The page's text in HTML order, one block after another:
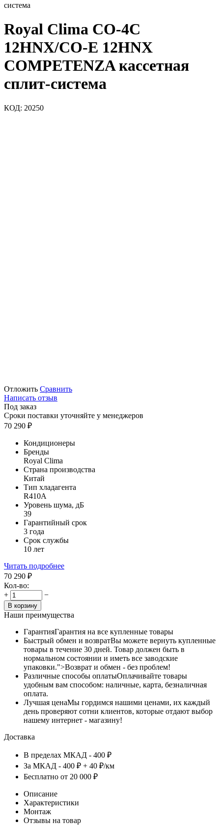
система
Royal Clima CO-4C
12HNX/CO-E 12HNX
COMPETENZA кассетная
сплит-система
КОД: 20250
Отложить Сравнить
Написать отзыв
Под заказ
Сроки поставки уточняйте у менеджеров
70 290 ₽
Кондиционеры
Бренды
Royal Clima
Страна производства
Китай
Тип хладагента
R410A
Уровень шума, дБ
39
Гарантийный срок
3 года
Срок службы
10 лет
Читать подробнее
70 290 ₽
Кол-во:
+
−
В корзину
Наши преимущества
ГарантияГарантия на все купленные товары
Быстрый обмен и возвратВы можете вернуть купленные
товары в течение 30 дней. Товар должен быть в
нормальном состоянии и иметь все заводские
упаковки.">Возврат и обмен - без проблем!
Различные способы оплатыОплачивайте товары
удобным вам способом: наличные, карта, безналичная
оплата.
Лучшая ценаМы гордимся нашими ценами, их каждый
день проверяют сотни клиентов, которые отдают выбор
нашему интернет - магазину!
Доставка
В пределах МКАД - 400 ₽
За МКАД - 400 ₽ + 40 ₽/км
Бесплатно от 20 000 ₽
Описание
Характеристики
Монтаж
Отзывы на товар